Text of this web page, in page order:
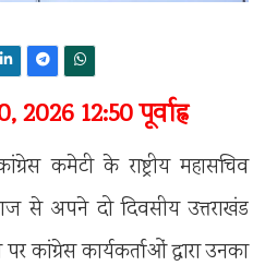
12:50 पूर्वाह्न
कमेटी के राष्ट्रीय महासचिव
से अपने दो दिवसीय उत्तराखंड
कांग्रेस कार्यकर्ताओं द्वारा उनका